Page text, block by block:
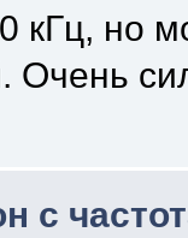
кГц, но
Очень
с